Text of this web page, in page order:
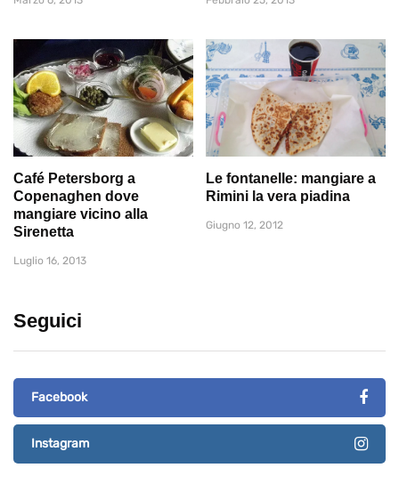
Café Petersborg a
Copenaghen dove
mangiare vicino alla
Sirenetta
Luglio 16, 2013
Le fontanelle: mangiare a
Rimini la vera piadina
Giugno 12, 2012
Seguici
Facebook
Instagram